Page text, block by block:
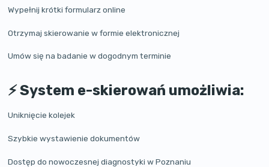
Wypełnij krótki formularz online
Otrzymaj skierowanie w formie elektronicznej
Umów się na badanie w dogodnym terminie
⚡System e-skierowań umożliwia:
Uniknięcie kolejek
Szybkie wystawienie dokumentów
Dostęp do nowoczesnej diagnostyki w Poznaniu